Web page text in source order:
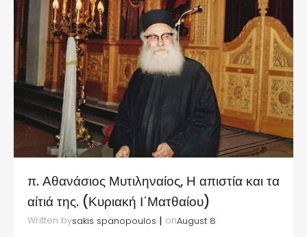
π. Αθανάσιος Μυτιληναίος, Η απιστία και τα
αίτιά της. (Κυριακή Ι΄Ματθαίου)
Written bysakis spanopoulos | onAugust 8